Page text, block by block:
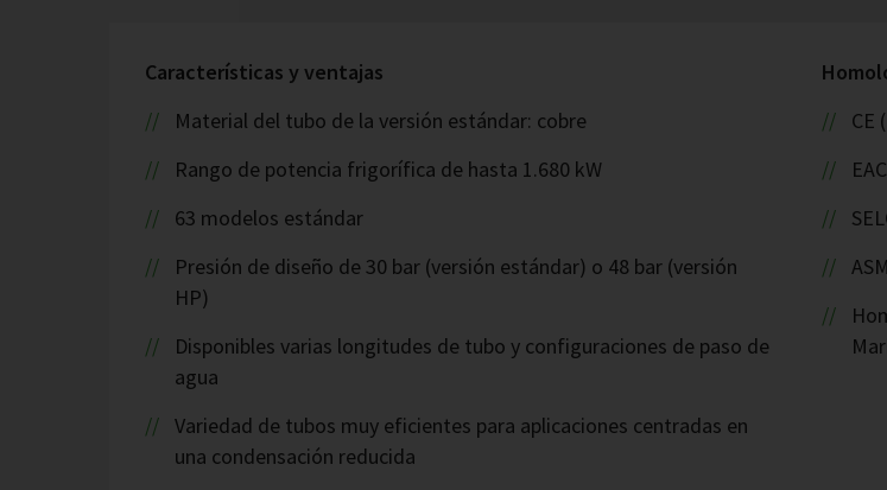
Características y ventajas
Material del tubo de la versión estándar: cobre
Rango de potencia frigorífica de hasta 1.680 kW
63 modelos estándar
Presión de diseño de 30 bar (versión estándar) o 48 bar (versión
HP)
Disponibles varias longitudes de tubo y configuraciones de paso de
agua
Variedad de tubos muy eficientes para aplicaciones centradas en
una condensación reducida
CE
EAC